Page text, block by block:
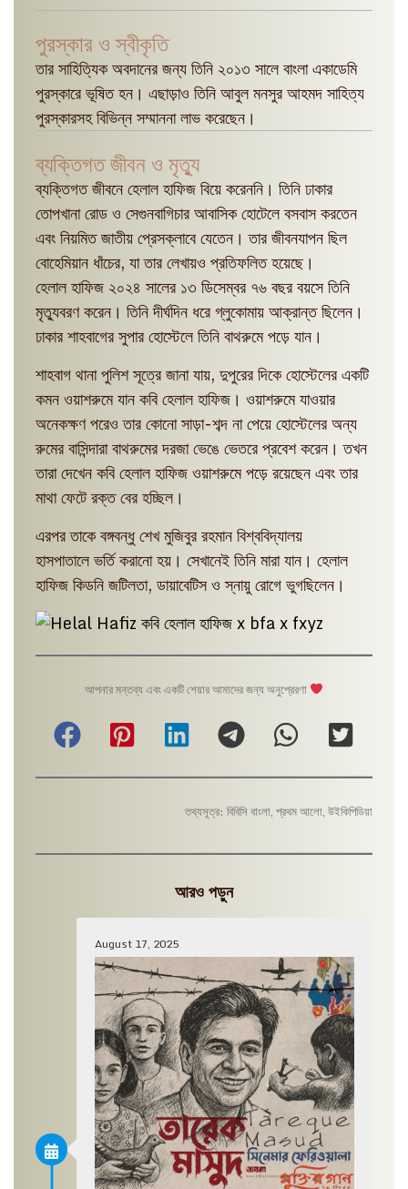
পুরস্কার ও স্বীকৃতি
তার সাহিত্যিক অবদানের জন্য তিনি ২০১৩ সালে বাংলা একাডেমি
পুরস্কারে ভূষিত হন। এছাড়াও তিনি আবুল মনসুর আহমদ সাহিত্য
পুরস্কারসহ বিভিন্ন সম্মাননা লাভ করেছেন।
ব্যক্তিগত জীবন ও মৃত্যু
ব্যক্তিগত জীবনে হেলাল হাফিজ বিয়ে করেননি। তিনি ঢাকার
তোপখানা রোড ও সেগুনবাগিচার আবাসিক হোটেলে বসবাস করতেন
এবং নিয়মিত জাতীয় প্রেসক্লাবে যেতেন। তার জীবনযাপন ছিল
বোহেমিয়ান ধাঁচের, যা তার লেখায়ও প্রতিফলিত হয়েছে।
হেলাল হাফিজ ২০২৪ সালের ১৩ ডিসেম্বর ৭৬ বছর বয়সে তিনি
মৃত্যুবরণ করেন। তিনি দীর্ঘদিন ধরে গ্লুকোমায় আক্রান্ত ছিলেন।
ঢাকার শাহবাগের সুপার হোস্টেলে তিনি বাথরুমে পড়ে যান।
শাহবাগ থানা পুলিশ সূত্রে জানা যায়, দুপুরের দিকে হোস্টেলের একটি
কমন ওয়াশরুমে যান কবি হেলাল হাফিজ। ওয়াশরুমে যাওয়ার
অনেকক্ষণ পরেও তার কোনো সাড়া-শব্দ না পেয়ে হোস্টেলের অন্য
রুমের বাসিন্দারা বাথরুমের দরজা ভেঙে ভেতরে প্রবেশ করেন। তখন
তারা দেখেন কবি হেলাল হাফিজ ওয়াশরুমে পড়ে রয়েছেন এবং তার
মাথা ফেটে রক্ত বের হচ্ছিল।
এরপর তাকে বঙ্গবন্ধু শেখ মুজিবুর রহমান বিশ্ববিদ্যালয়
হাসপাতালে ভর্তি করানো হয়। সেখানেই তিনি মারা যান। হেলাল
হাফিজ কিডনি জটিলতা, ডায়াবেটিস ও স্নায়ু রোগে ভুগছিলেন।
আপনার মন্তব্য এবং একটি শেয়ার আমাদের জন্য অনুপ্রেরণা
তথ্যসূত্র: বিবিসি বাংলা, প্রথম আলো, উইকিপিডিয়া
আরও পড়ুন
August 17, 2025